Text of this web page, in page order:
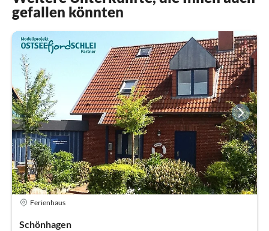
gefallen könnten
Ferienhaus
Schönhagen